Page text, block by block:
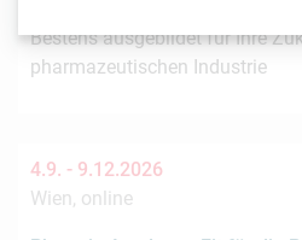
Bestens ausgebildet für Ihre
pharmazeutischen Industrie
4.9. - 9.12.2026
Wien, online